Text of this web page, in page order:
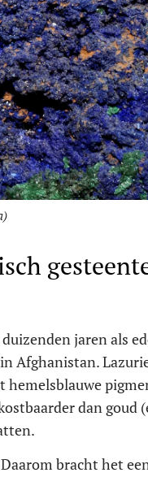
jaren als
Afghanistan.
hemelsblauwe
dan goud
bracht het